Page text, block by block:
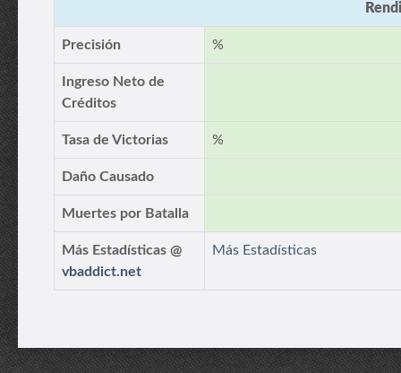
Precisión %
Ingreso Neto de
Créditos
Tasa de Victorias %
Daño Causado
Muertes por Batalla
Más Estadísticas @
vbaddict.net
Más Estadísticas